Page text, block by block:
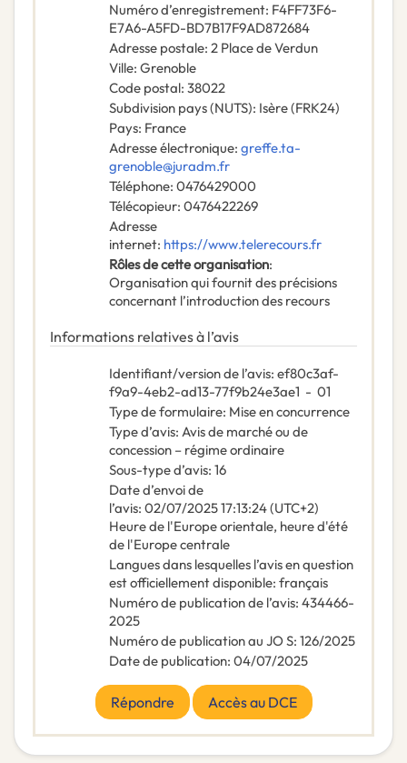
Numéro d’enregistrement: F4FF73F6-
E7A6-A5FD-BD7B17F9AD872684
Adresse postale: 2 Place de Verdun
Ville: Grenoble
Code postal: 38022
Subdivision pays (NUTS): Isère(FRK24)
Pays: France
Adresse électronique: greffe.ta-
grenoble@juradm.fr
Téléphone: 0476429000
Télécopieur: 0476422269
Adresse
internet: https://www.telerecours.fr
Rôles de cette organisation:
Organisation qui fournit des précisions
concernant l’introduction des recours
Informations relatives à l’avis
Identifiant/version de l’avis: ef80c3af-
f9a9-4eb2-ad13-77f9b24e3ae1 - 01
Type de formulaire: Mise en concurrence
Type d’avis: Avis de marché ou de
concession – régime ordinaire
Sous-type d’avis: 16
Date d’envoi de
l’avis: 02/07/202517:13:24 (UTC+2)
Heure de l'Europe orientale, heure d'été
de l'Europe centrale
Langues dans lesquelles l’avis en question
est officiellement disponible: français
Numéro de publication de l’avis: 434466-
2025
Numéro de publication au JO S: 126/2025
Date de publication: 04/07/2025
Répondre Accès au DCE